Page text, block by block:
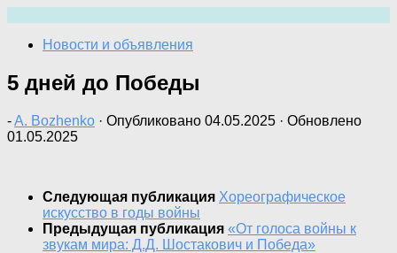
содержимому
Новости и объявления
5 дней до Победы
-A. Bozhenko · Опубликовано 04.05.2025 · Обновлено
01.05.2025
Следующая публикация Хореографическое
искусство в годы войны
Предыдущая публикация «От голоса войны к
звукам мира: Д.Д. Шостакович и Победа»